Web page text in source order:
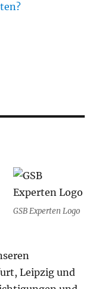
GSB Experten Logo
Leipzig und